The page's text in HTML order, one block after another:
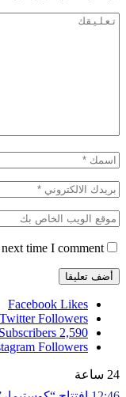
time I comment.
Facebook Likes
Twitter Followers
2,590
Subscribers
Followers
24 ساعة